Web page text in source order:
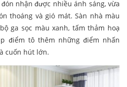
nhận được nhiều ánh sáng, vừa
thoáng và gió mát. Sàn nhà màu
ga sọc màu xanh, tấm thảm hoạ
điểm tô thêm những điểm nhấn
cuốn hút lớn.